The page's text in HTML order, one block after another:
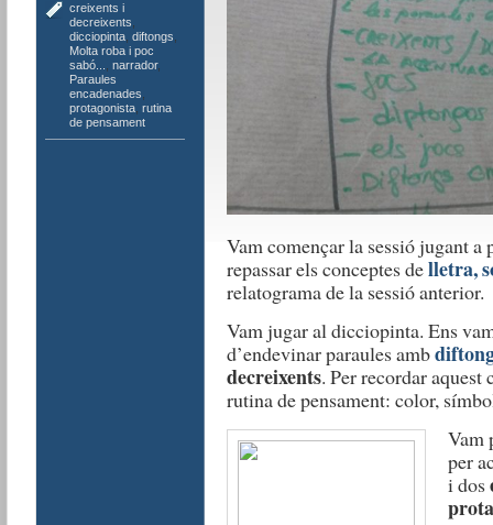
creixents i
decreixents
dicciopinta, diftongs
Molta roba i poc
sabó...
narrador,
Paraules
encadenades
protagonista, rutina
de pensament
Vam començar la sessió jugant
repassar els conceptes delletra,
relatograma de la sessió anterior.
Vam jugar al dicciopinta. Ens
d’endevinar paraules amb
decreixents. Per recordar aquest
rutina de pensament: color,
Vam
per
i dos